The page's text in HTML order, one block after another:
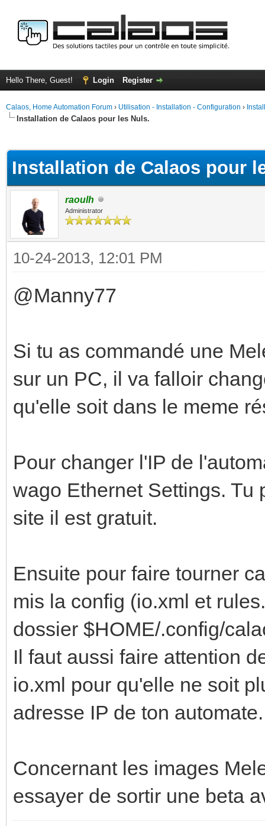
Hello There, Guest! Login Register
Calaos, Home Automation Forum › Utilisation - Installation - Configuration ›
Installation de Calaos pour les Nuls.
Installation de Calaos pour
raoulh
Administrator
10-24-2013, 12:01 PM
@Manny77
Si tu as commandé une
sur un PC, il va falloir
qu'elle soit dans le meme
Pour changer l'IP de
wago Ethernet Settings. Tu
site il est gratuit.
Ensuite pour faire tourner
mis la config (io.xml et
dossier $HOME/.config/
Il faut aussi faire attention
io.xml pour qu'elle ne soit
adresse IP de ton automate.
Concernant les images
essayer de sortir une beta